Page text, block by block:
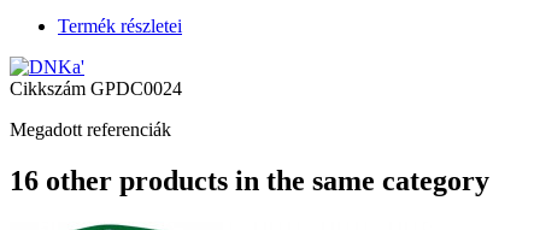
Termék részletei
Cikkszám GPDC0024
Megadott referenciák
16 other products in the same category